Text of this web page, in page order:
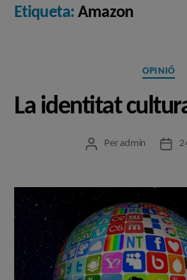
Etiqueta: Amazon
OPINIÓ
La identitat
Autor
Per admin
Data